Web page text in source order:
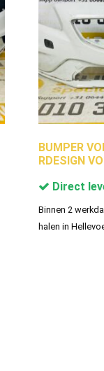
BUMPER
RDESIGN
Direct
Binnen 2
halen in